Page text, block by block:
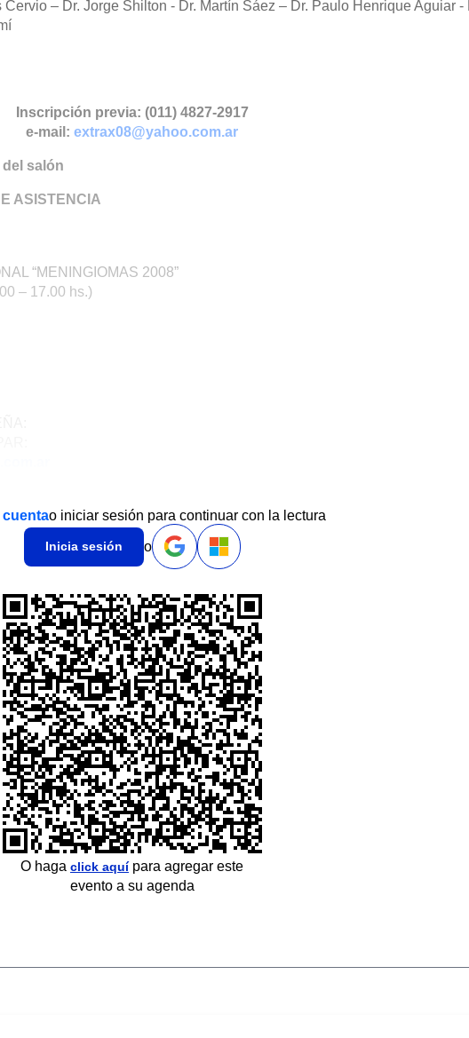
– Dr. Jorge Shilton - Dr. Martín Sáez – Dr. Paulo Henrique Aguiar -
Inscripción previa: (011) 4827-2917
e-mail: extrax08@yahoo.com.ar
salón
ASISTENCIA
“MENINGIOMAS 2008”
– 17.00 hs.)
cuentao iniciar sesión para continuar con la lectura
Inicia sesión o
O haga click aquípara agregar este
evento a su agenda